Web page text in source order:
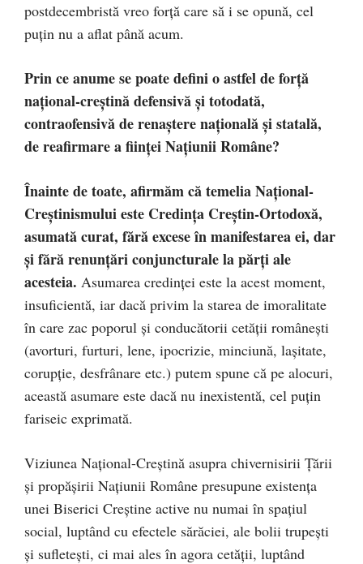
postdecembristă vreo forţă care să i se opună, cel
puţin nu a aflat până acum.
Prin ce anume se poate defini o astfel de forţă
naţional-creştină defensivă şi totodată,
contraofensivă de renaştere naţională şi statală,
de reafirmare a fiinţei Naţiunii Române?
Înainte de toate, afirmăm că temelia Naţional-
Creştinismului este Credinţa Creştin-Ortodoxă,
asumată curat, fără excese în manifestarea ei, dar
şi fără renunţări conjuncturale la părţi ale
acesteia. Asumarea credinţei este la acest moment,
insuficientă, iar dacă privim la starea de imoralitate
în care zac poporul şi conducătorii cetăţii româneşti
(avorturi, furturi, lene, ipocrizie, minciună, laşitate,
corupţie, desfrânare etc.) putem spune că pe alocuri,
această asumare este dacă nu inexistentă, cel puţin
fariseic exprimată.
Viziunea Naţional-Creştină asupra chivernisirii Ţării
şi propăşirii Naţiunii Române presupune existenţa
unei Biserici Creştine active nu numai în spaţiul
social, luptând cu efectele sărăciei, ale bolii trupeşti
şi sufleteşti, ci mai ales în agora cetăţii, luptând